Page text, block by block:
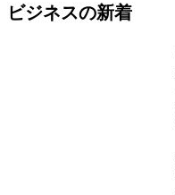
ビジネスの新着